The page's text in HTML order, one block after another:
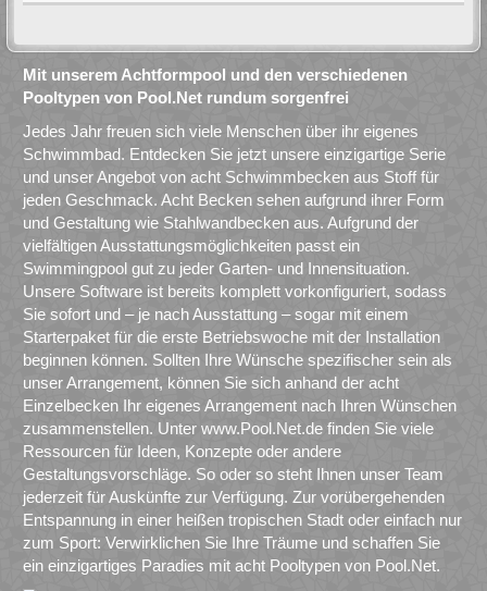
Mit unserem Achtformpool und den verschiedenen
Pooltypen von Pool.Net rundum sorgenfrei
Jedes Jahr freuen sich viele Menschen über ihr eigenes
Schwimmbad. Entdecken Sie jetzt unsere einzigartige Serie
und unser Angebot von acht Schwimmbecken aus Stoff für
jeden Geschmack. Acht Becken sehen aufgrund ihrer Form
und Gestaltung wie Stahlwandbecken aus. Aufgrund der
vielfältigen Ausstattungsmöglichkeiten passt ein
Swimmingpool gut zu jeder Garten- und Innensituation.
Unsere Software ist bereits komplett vorkonfiguriert, sodass
Sie sofort und – je nach Ausstattung – sogar mit einem
Starterpaket für die erste Betriebswoche mit der Installation
beginnen können. Sollten Ihre Wünsche spezifischer sein als
unser Arrangement, können Sie sich anhand der acht
Einzelbecken Ihr eigenes Arrangement nach Ihren Wünschen
zusammenstellen. Unter www.Pool.Net.de finden Sie viele
Ressourcen für Ideen, Konzepte oder andere
Gestaltungsvorschläge. So oder so steht Ihnen unser Team
jederzeit für Auskünfte zur Verfügung. Zur vorübergehenden
Entspannung in einer heißen tropischen Stadt oder einfach nur
zum Sport: Verwirklichen Sie Ihre Träume und schaffen Sie
ein einzigartiges Paradies mit acht Pooltypen von Pool.Net.